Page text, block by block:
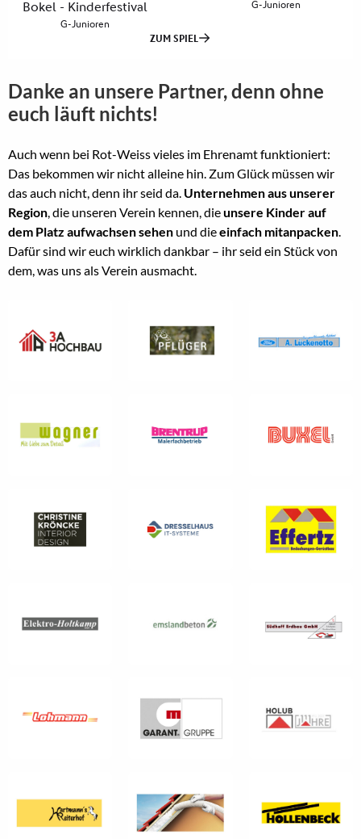
Danke an unsere Partner, denn ohne
euch läuft nichts!
Auch wenn bei Rot-Weiss vieles im Ehrenamt funktioniert:
Das bekommen wir nicht alleine hin. Zum Glück müssen wir
das auch nicht, denn ihr seid da. Unternehmen aus unserer
Region , die unseren Verein kennen, dieunsere Kinder auf
dem Platz aufwachsen sehen und dieeinfach mitanpacken
Dafür sind wir euch wirklich dankbar – ihr seid ein Stück von
dem, was uns als Verein ausmacht.